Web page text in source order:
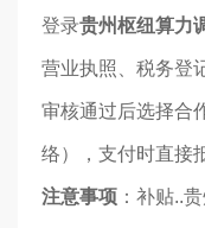
登录贵州枢纽算力
营业执照、税务登
审核通过后选择合
络），支付时直接
注意事项 ：补贴..